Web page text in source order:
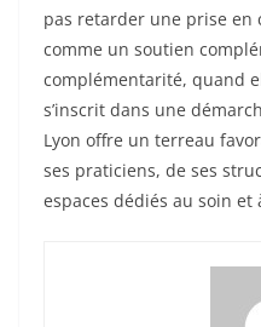
pas retarder une prise en
comme un soutien
complémentarité, quand
s’inscrit dans une
Lyon offre un terreau
ses praticiens, de ses
espaces dédiés au soin et